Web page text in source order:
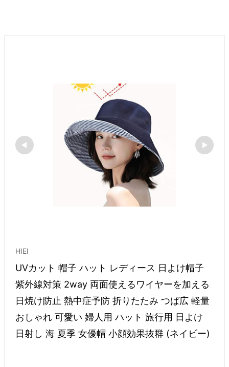
HIEI
UVカット 帽子 ハット レディース 日よけ帽子
紫外線対策 2way 両面使えるワイヤーを加える
日焼け防止 熱中症予防 折りたたみ つば広 軽量
おしゃれ 可愛い 婦人用 ハット 旅行用 日よけ
日射し 海 夏季 女優帽 小顔効果抜群 (ネイビー)